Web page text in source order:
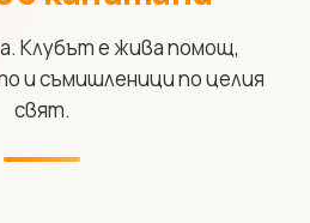
Клубът е жива помощ,
и съмишленици по целия
свят.